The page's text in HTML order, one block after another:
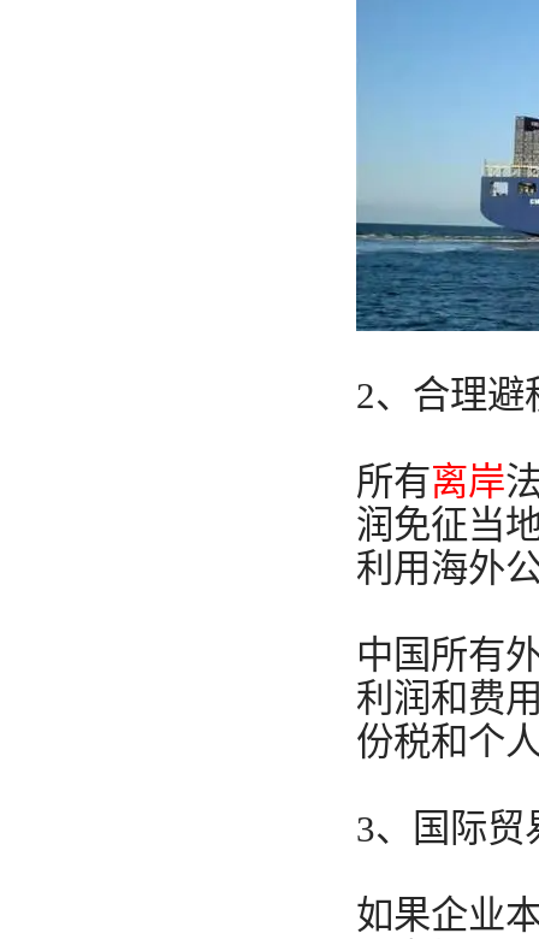
2、合理避
所有离岸
润免征当
利用海外
中国所有
利润和费
份税和个
3、国际贸
如果企业